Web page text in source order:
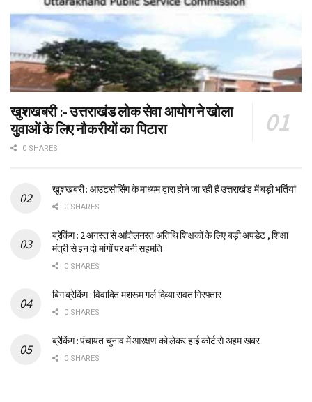
खुशखबरी :- उत्तराखंड लोक सेवा आयोग ने खोला
युवाओं के लिए नौकरीयों का पिटारा
0 SHARES
खुशखबरी : आउटसोर्सिंग के माध्यम द्वारा होने जा रही हैं उत्तराखंड में बड़ी भर्तियां
0 SHARES
ब्रेकिंग : 2 अगस्त से आंदोलनरत अतिथि शिक्षकों के लिए बड़ी अपडेट , शिक्षा
मंत्री से इन दो मांगों पर बनी सहमति
0 SHARES
बिग ब्रेकिंग : विवादित मशरूम गर्ल दिव्या रावत गिरफ्तार
0 SHARES
ब्रेकिंग : पंचायत चुनाव में आरक्षण को लेकर हाई कोर्ट से अहम खबर
0 SHARES